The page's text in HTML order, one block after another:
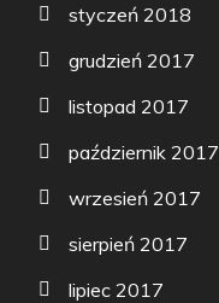
styczeń 2018
grudzień 2017
listopad 2017
październik 2017
wrzesień 2017
sierpień 2017
lipiec 2017